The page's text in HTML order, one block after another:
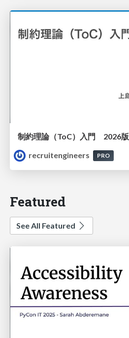
制約理論（ToC）入門 2026版
recruitengineers
PRO
Featured
See All Featured